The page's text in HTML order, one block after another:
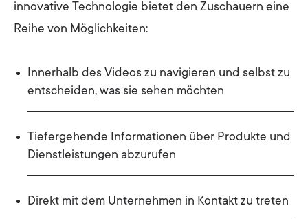
innovative Technologie bietet den Zuschauern eine
Reihe von Möglichkeiten:
Innerhalb des Videos zu navigieren und selbst zu
entscheiden, was sie sehen möchten
Tiefergehende Informationen über Produkte und
Dienstleistungen abzurufen
Direkt mit dem Unternehmen in Kontakt zu treten